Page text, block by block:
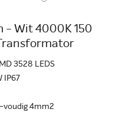
- Wit 4000K 150
3528 LEDS
IP67
voudig 4mm2